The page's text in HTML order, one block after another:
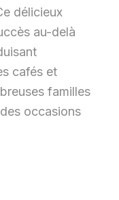
délicieux
au-delà
cafés et
familles
occasions